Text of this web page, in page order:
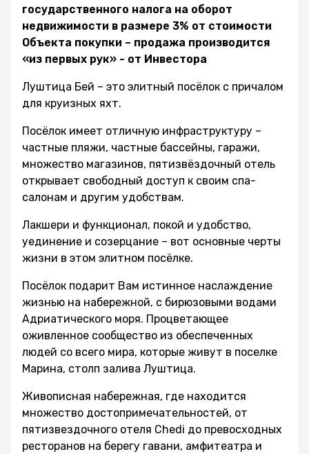
государственного налога на оборот
недвижимости в размере 3% от стоимости
Объекта покупки – продажа производится
«из первых рук» - от Инвестора
Луштица Бей – это элитный посёлок с причалом
для круизных яхт.
Посёлок имеет отличную инфраструктуру –
частные пляжи, частные бассейны, гаражи,
множество магазинов, пятизвёздочный отель
открывает свободный доступ к своим спа-
салонам и другим удобствам.
Лакшери и функционал, покой и удобство,
уединение и созерцание – вот основные черты
жизни в этом элитном посёлке.
Посёлок подарит Вам истинное наслаждение
жизнью на набережной, с бирюзовыми водами
Адриатического моря. Процветающее
оживленное сообщество из обеспеченных
людей со всего мира, которые живут в поселке
Марина, столп залива Луштица.
Живописная набережная, где находится
множество достопримечательностей, от
пятизвездочного отеля Chedi до превосходных
ресторанов на берегу гавани, амфитеатра и